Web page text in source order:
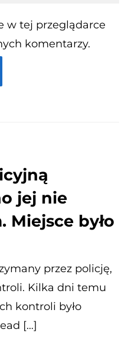
w tej przeglądarce
komentarzy.
jej nie
Miejsce było
przez policję,
Kilka dni temu
kontroli było
[…]